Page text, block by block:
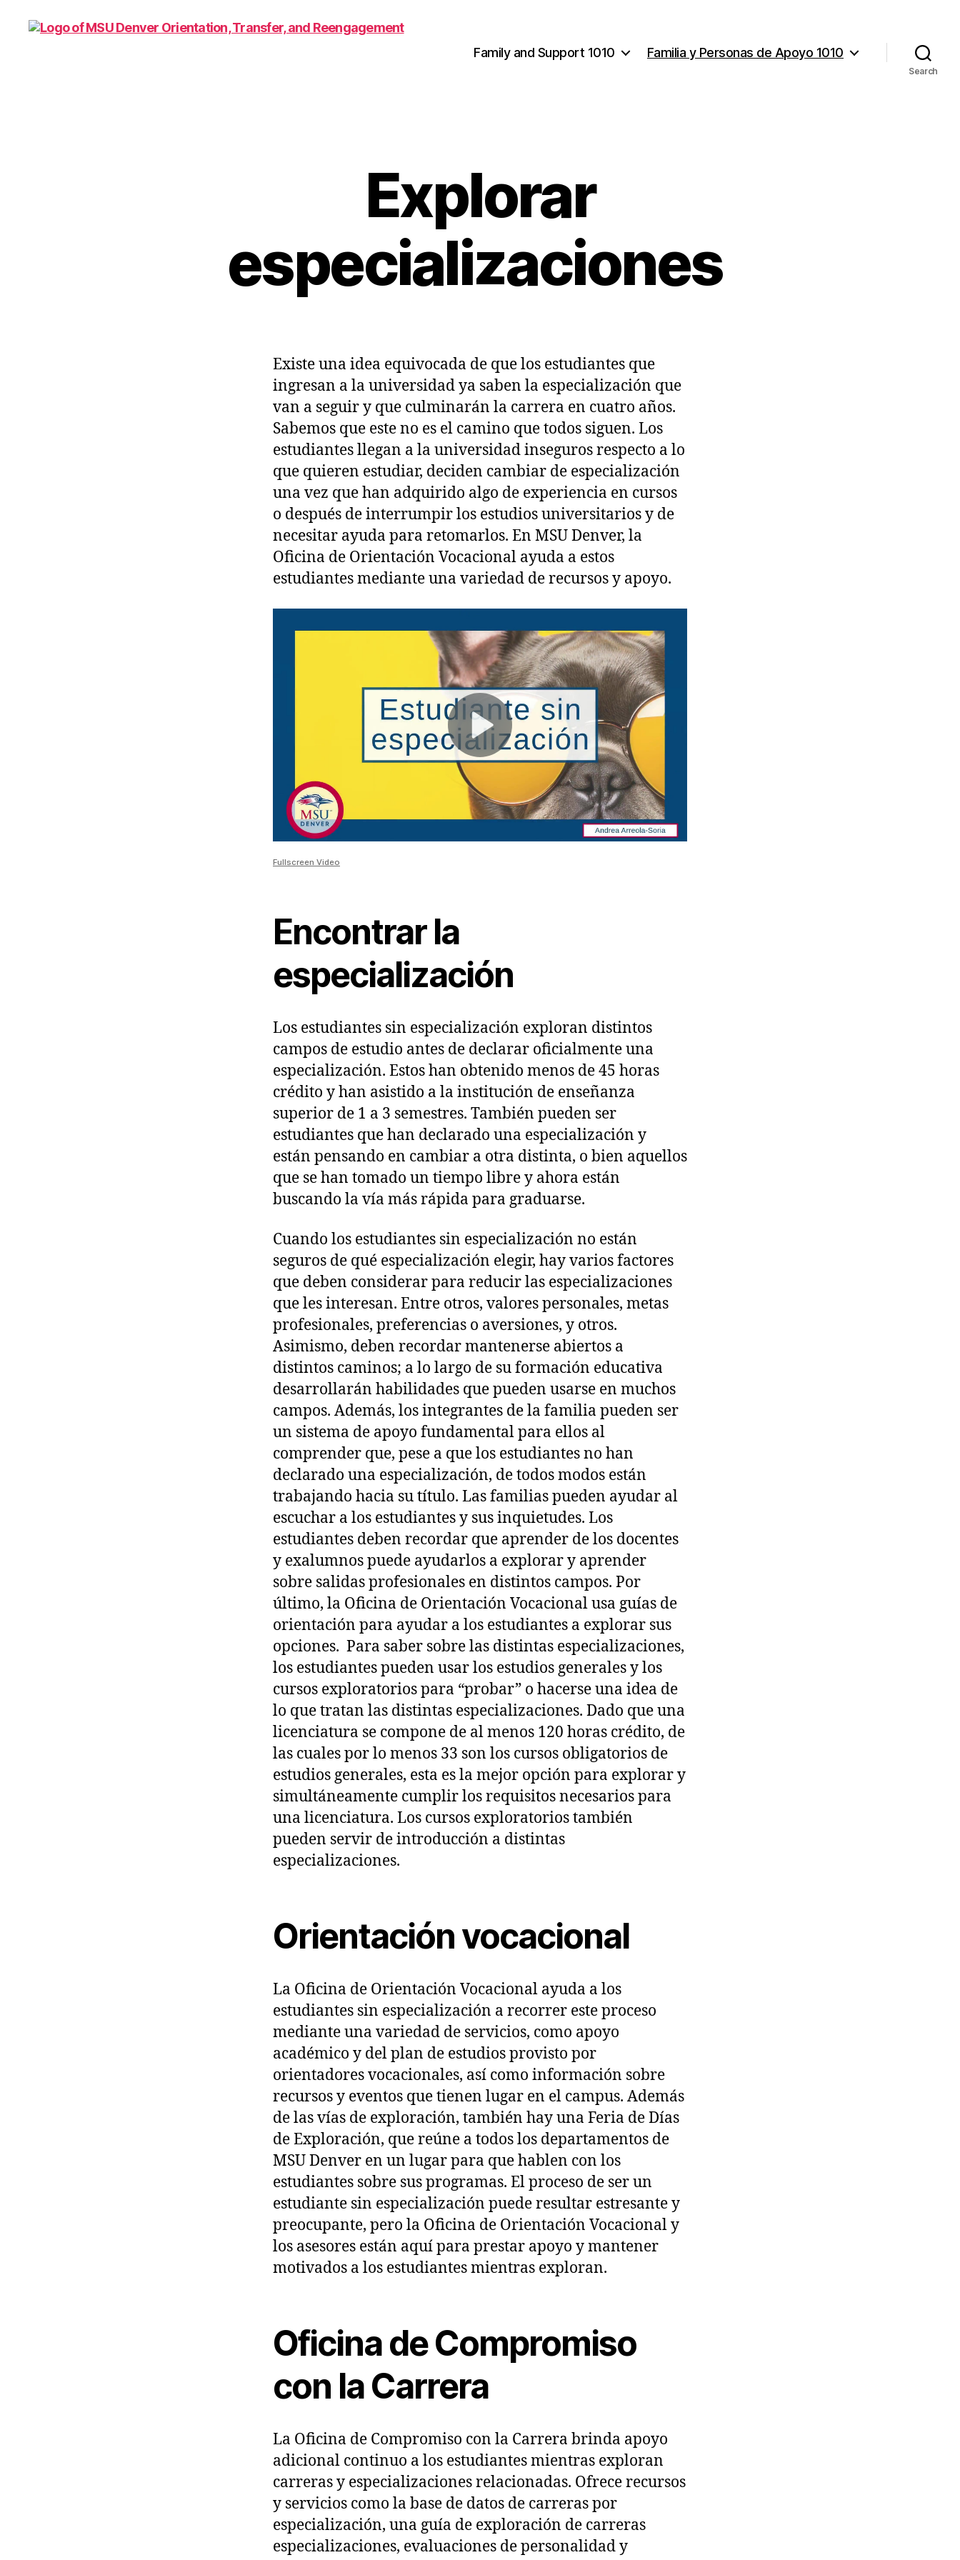
Family and Support 1010 Familia y Personas de Apoyo 1010
Search
Explorar
especializaciones
Existe una idea equivocada de que los estudiantes que
ingresan a la universidad ya saben la especialización que
van a seguir y que culminarán la carrera en cuatro años.
Sabemos que este no es el camino que todos siguen. Los
estudiantes llegan a la universidad inseguros respecto a lo
que quieren estudiar, deciden cambiar de especialización
una vez que han adquirido algo de experiencia en cursos
o después de interrumpir los estudios universitarios y de
necesitar ayuda para retomarlos. En MSU Denver, la
Oficina de Orientación Vocacional ayuda a estos
estudiantes mediante una variedad de recursos y apoyo.
Fullscreen Video
Encontrar la
especialización
Los estudiantes sin especialización exploran distintos
campos de estudio antes de declarar oficialmente una
especialización. Estos han obtenido menos de 45 horas
crédito y han asistido a la institución de enseñanza
superior de 1 a 3 semestres. También pueden ser
estudiantes que han declarado una especialización y
están pensando en cambiar a otra distinta, o bien aquellos
que se han tomado un tiempo libre y ahora están
buscando la vía más rápida para graduarse.
Cuando los estudiantes sin especialización no están
seguros de qué especialización elegir, hay varios factores
que deben considerar para reducir las especializaciones
que les interesan. Entre otros, valores personales, metas
profesionales, preferencias o aversiones, y otros.
Asimismo, deben recordar mantenerse abiertos a
distintos caminos; a lo largo de su formación educativa
desarrollarán habilidades que pueden usarse en muchos
campos. Además, los integrantes de la familia pueden ser
un sistema de apoyo fundamental para ellos al
comprender que, pese a que los estudiantes no han
declarado una especialización, de todos modos están
trabajando hacia su título. Las familias pueden ayudar al
escuchar a los estudiantes y sus inquietudes. Los
estudiantes deben recordar que aprender de los docentes
y exalumnos puede ayudarlos a explorar y aprender
sobre salidas profesionales en distintos campos. Por
último, la Oficina de Orientación Vocacional usa guías de
orientación para ayudar a los estudiantes a explorar sus
opciones. Para saber sobre las distintas especializaciones,
los estudiantes pueden usar los estudios generales y los
cursos exploratorios para “probar” o hacerse una idea de
lo que tratan las distintas especializaciones. Dado que una
licenciatura se compone de al menos 120 horas crédito, de
las cuales por lo menos 33 son los cursos obligatorios de
estudios generales, esta es la mejor opción para explorar y
simultáneamente cumplir los requisitos necesarios para
una licenciatura. Los cursos exploratorios también
pueden servir de introducción a distintas
especializaciones.
Orientación vocacional
La Oficina de Orientación Vocacional ayuda a los
estudiantes sin especialización a recorrer este proceso
mediante una variedad de servicios, como apoyo
académico y del plan de estudios provisto por
orientadores vocacionales, así como información sobre
recursos y eventos que tienen lugar en el campus. Además
de las vías de exploración, también hay una Feria de Días
de Exploración, que reúne a todos los departamentos de
MSU Denver en un lugar para que hablen con los
estudiantes sobre sus programas. El proceso de ser un
estudiante sin especialización puede resultar estresante y
preocupante, pero la Oficina de Orientación Vocacional y
los asesores están aquí para prestar apoyo y mantener
motivados a los estudiantes mientras exploran.
Oficina de Compromiso
con la Carrera
La Oficina de Compromiso con la Carrera brinda apoyo
adicional continuo a los estudiantes mientras exploran
carreras y especializaciones relacionadas. Ofrece recursos
y servicios como la base de datos de carreras por
especialización, una guía de exploración de carreras
especializaciones, evaluaciones de personalidad y